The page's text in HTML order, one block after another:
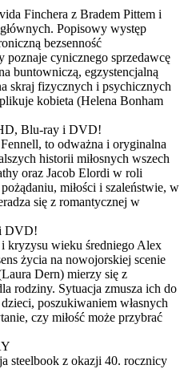
Finchera z Bradem Pittem i
Popisowy występ
bezsenność
poznaje cynicznego sprzedawcę
buntowniczą, egzystencjalną
skraj fizycznych i psychicznych
kobieta (Helena Bonham
Blu-ray i DVD!
to odważna i oryginalna
historii miłosnych wszech
oraz Jacob Elordi w roli
miłości i szaleństwie, w
się z romantycznej w
i DVD!
kryzysu wieku średniego Alex
życia na nowojorskiej scenie
Dern) mierzy się z
rodziny. Sytuacja zmusza ich do
poszukiwaniem własnych
czy miłość może przybrać
steelbook z okazji 40. rocznicy